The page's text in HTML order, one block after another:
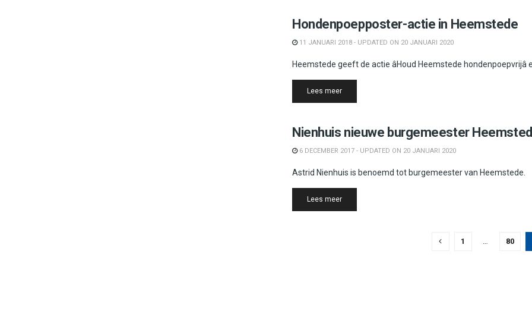
Hondenpoepposter-actie in Heemstede
11 JANUARI 2018 - UPDATED ON 20 JANUARI 2020
Heemstede geeft de actie âHoud Heemstede
Lees meerDetails
Nienhuis nieuwe burgemeester
6 DECEMBER 2017 - UPDATED ON 20 JANUARI 2020
Astrid Nienhuis is benoemd tot burgemeester van Heemstede.
Lees meerDetails
1 … 80